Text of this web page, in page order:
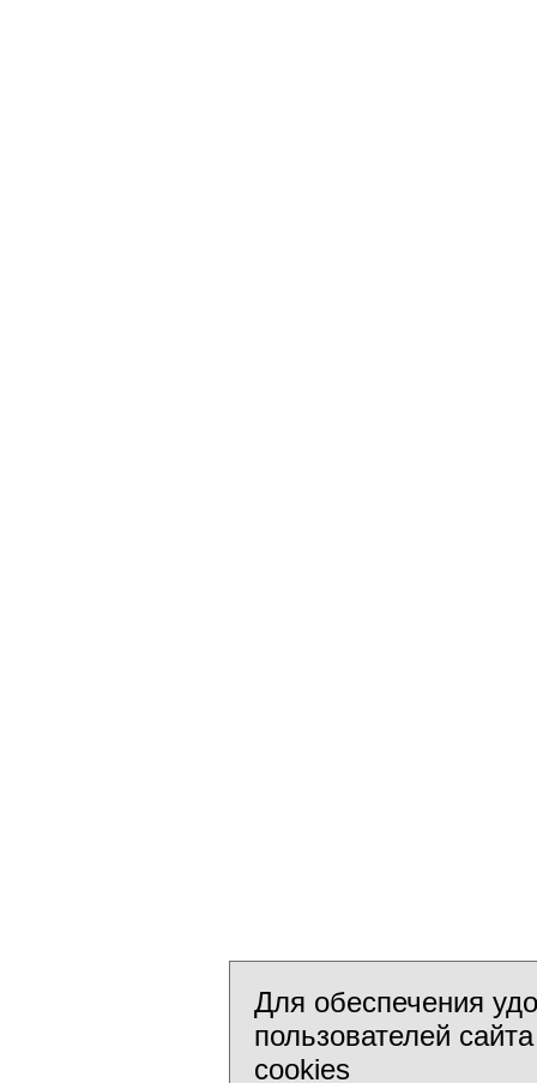
Для обеспечения
пользователей
cookies